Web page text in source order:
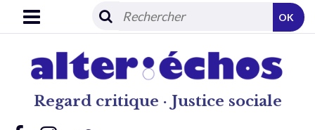
Regard critique · Justice sociale
OK